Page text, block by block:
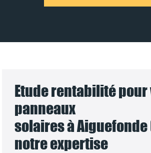
Etude rentabilité pour
panneaux
solaires à Aiguefonde
notre expertise